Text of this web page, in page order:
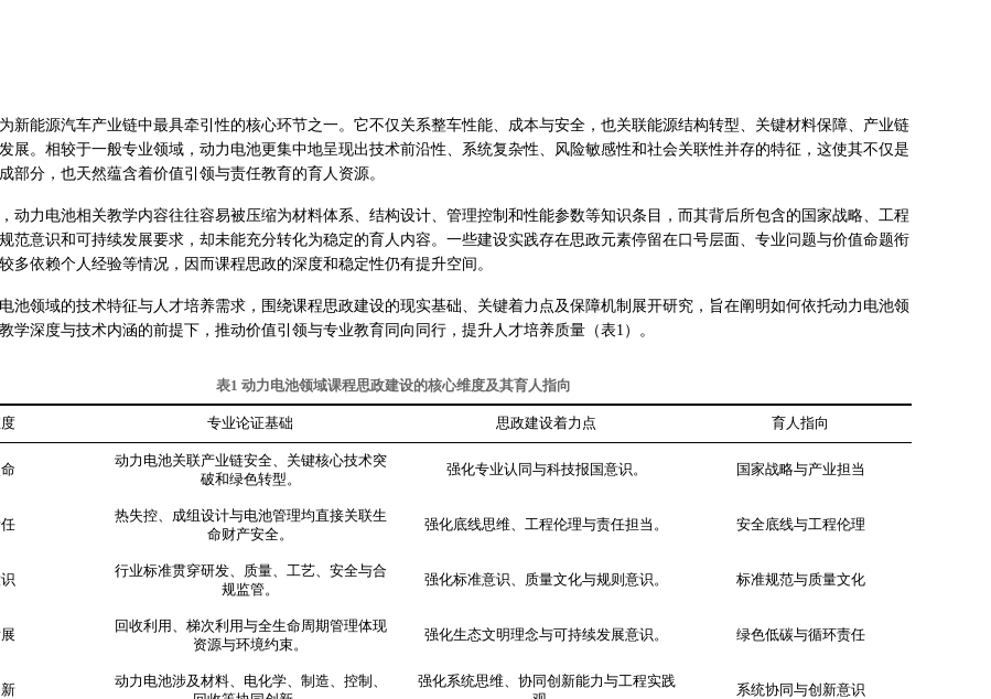
新能源汽车产业链中最具牵引性的核心环节之一。它不仅关系整车性能、成本与安全，也关联能源结构转型、关键材料保障、产业链
展。相较于一般专业领域，动力电池更集中地呈现出技术前沿性、系统复杂性、风险敏感性和社会关联性并存的特征，这使其不仅是
部分，也天然蕴含着价值引领与责任教育的育人资源。
动力电池相关教学内容往往容易被压缩为材料体系、结构设计、管理控制和性能参数等知识条目，而其背后所包含的国家战略、工程
范意识和可持续发展要求，却未能充分转化为稳定的育人内容。一些建设实践存在思政元素停留在口号层面、专业问题与价值命题衔
多依赖个人经验等情况，因而课程思政的深度和稳定性仍有提升空间。
池领域的技术特征与人才培养需求，围绕课程思政建设的现实基础、关键着力点及保障机制展开研究，旨在阐明如何依托动力电池领
学深度与技术内涵的前提下，推动价值引领与专业教育同向同行，提升人才培养质量（表1）。
表1 动力电池领域课程思政建设的核心维度及其育人指向
专业论证基础 思政建设着力点 育人指向
动力电池关联产业链安全、关键核心技术突
破和绿色转型。
强化专业认同与科技报国意识。 国家战略与产业担当
热失控、成组设计与电池管理均直接关联生
命财产安全。
强化底线思维、工程伦理与责任担当。 安全底线与工程伦理
行业标准贯穿研发、质量、工艺、安全与合
规监管。
强化标准意识、质量文化与规则意识。 标准规范与质量文化
回收利用、梯次利用与全生命周期管理体现
资源与环境约束。
强化生态文明理念与可持续发展意识。 绿色低碳与循环责任
动力电池涉及材料、电化学、制造、控制、
强化系统思维、协同创新能力与工程实践
系统协同与创新意识